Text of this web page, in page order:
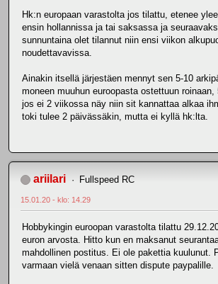
Hk:n europaan varastolta jos tilattu, etenee
ensin hollannissa ja tai saksassa ja
sunnuntaina olet tilannut niin ensi viikon
noudettavavissa.
Ainakin itsellä järjestäen mennyt sen 5-10
moneen muuhun euroopasta ostettuun roinaan,
jos ei 2 viikossa näy niin sit kannattaa alkaa
toki tulee 2 päivässäkin, mutta ei kyllä hk:lta.
ariilari Fullspeed RC
15.01.20 - klo: 14.29
Hobbykingin euroopan varastolta tilattu
euron arvosta. Hitto kun en maksanut
mahdollinen postitus. Ei ole pakettia kuulunut.
varmaan vielä venaan sitten dispute paypalille.